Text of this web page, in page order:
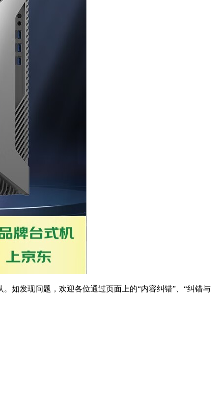
如发现问题，欢迎各位通过页面上的“内容纠错”、“纠错与